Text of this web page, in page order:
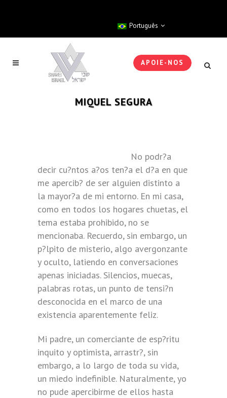
Português
APOIE-NOS
MIQUEL SEGURA
No podr?a
decir cu?ntos a?os ten?a el d?a en que
me apercib? de ser alguien distinto a
la mayor?a de mi entorno. En mi casa,
como en todos los hogares chuetas, el
tema estaba prohibido, no se
mencionaba. Recuerdo, sin embargo, un
p?lpito de misterio, algo avergonzante
y oculto, latiendo en conversaciones
apenas iniciadas. Silencios, muecas,
palabras rotas, un punto de tensi?n
desconocida en el marco de una
existencia aparentemente feliz.
Mi padre, un comerciante de esp?ritu
inquito y optimista, arrastr?, sin
embargo, a lo largo de toda su vida,
un miedo indefinible. Naturalmente, yo
no pude apercibirme de ellos hasta